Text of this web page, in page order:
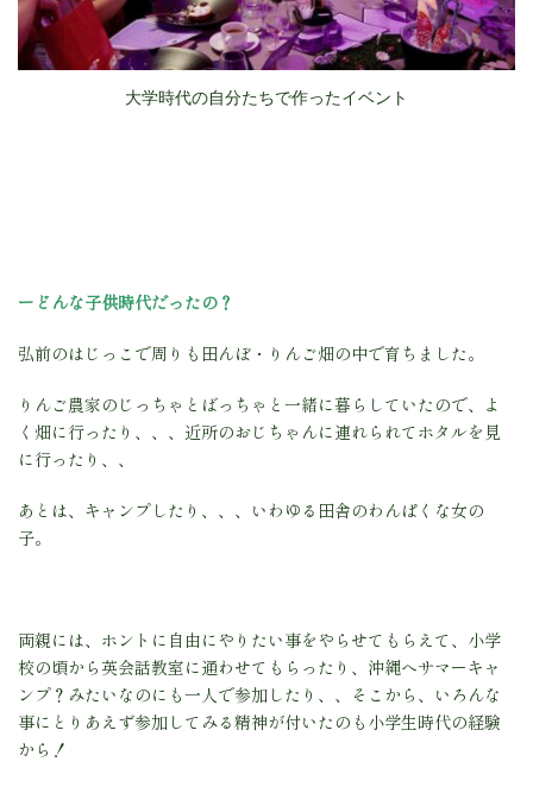
大学時代の自分たちで作ったイベント
ーどんな子供時代だったの？
弘前のはじっこで周りも田んぼ・りんご畑の中で育ちました。
りんご農家のじっちゃとばっちゃと一緒に暮らしていたので、よ
く畑に行ったり、、、近所のおじちゃんに連れられてホタルを見
に行ったり、、
あとは、キャンプしたり、、、いわゆる田舎のわんぱくな女の
子。
両親には、ホントに自由にやりたい事をやらせてもらえて、 小学
校の頃から英会話教室に通わせてもらったり、 沖縄へサマーキャ
ンプ？みたいなのにも一人で参加したり、、
そこから、いろんな
事にとりあえず参加してみる精神が付いたのも小学生時代の経験
から！